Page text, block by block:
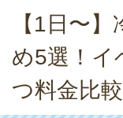
【1日〜
め5選！イ
つ料金比